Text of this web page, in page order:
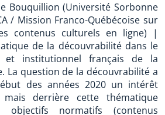
Bouquillion (Université Sorbonne
/ Mission Franco-Québécoise sur
contenus culturels en ligne) |
de la découvrabilité dans le
et institutionnel français de la
La question de la découvrabilité a
des années 2020 un intérêt
derrière cette thématique
objectifs normatifs (contenus